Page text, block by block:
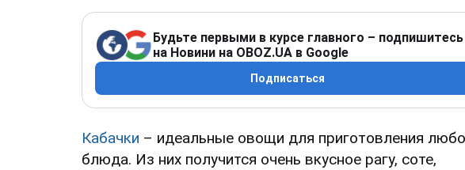
Будьте первыми в курсе главного – подпишитесь
на Новини на OBOZ.UA в Google
Подписаться
Кабачки – идеальные овощи для приготовления
блюда. Из них получится очень вкусное рагу, соте,